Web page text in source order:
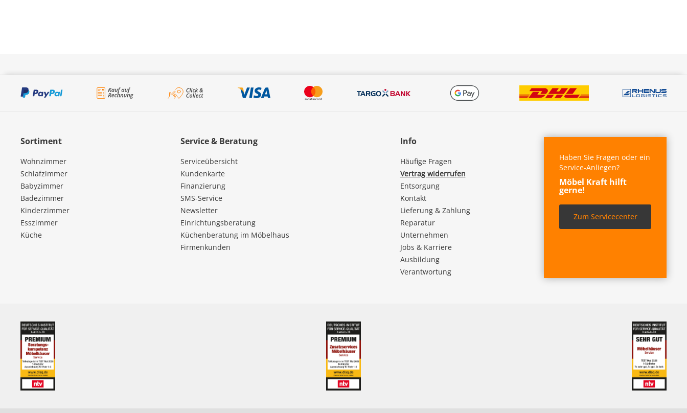
Sortiment
Wohnzimmer
Schlafzimmer
Babyzimmer
Badezimmer
Kinderzimmer
Esszimmer
Küche
Service & Beratung
Serviceübersicht
Kundenkarte
Finanzierung
SMS-Service
Newsletter
Einrichtungsberatung
Küchenberatung im Möbelhaus
Firmenkunden
Info
Häufige Fragen
Vertrag widerrufen
Entsorgung
Kontakt
Lieferung & Zahlung
Reparatur
Unternehmen
Jobs & Karriere
Ausbildung
Verantwortung
Haben Sie Fragen oder ein
Service-Anliegen?
Möbel Kraft hilft
gerne!
Zum Servicecenter